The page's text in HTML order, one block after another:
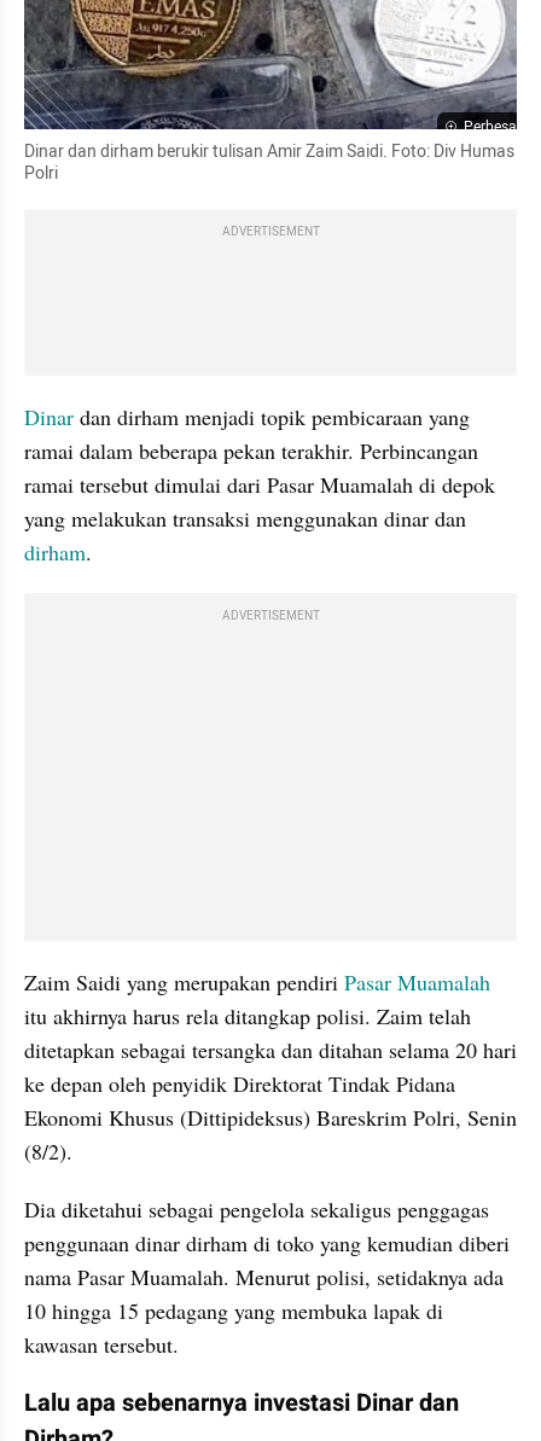
Perbesar
Dinar dan dirham berukir tulisan Amir Zaim Saidi. Foto: Div Humas
Polri
ADVERTISEMENT
Dinar dan dirham menjadi topik pembicaraan yang
ramai dalam beberapa pekan terakhir. Perbincangan
ramai tersebut dimulai dari Pasar Muamalah di depok
yang melakukan transaksi menggunakan dinar dan
dirham.
ADVERTISEMENT
Zaim Saidi yang merupakan pendiri
itu akhirnya harus rela ditangkap polisi. Zaim telah
ditetapkan sebagai tersangka dan ditahan selama 20 hari
ke depan oleh penyidik Direktorat Tindak Pidana
Ekonomi Khusus (Dittipideksus) Bareskrim Polri, Senin
(8/2).
Dia diketahui sebagai pengelola sekaligus penggagas
penggunaan dinar dirham di toko yang kemudian diberi
nama Pasar Muamalah. Menurut polisi, setidaknya ada
10 hingga 15 pedagang yang membuka lapak di
kawasan tersebut.
Lalu apa sebenarnya investasi Dinar dan